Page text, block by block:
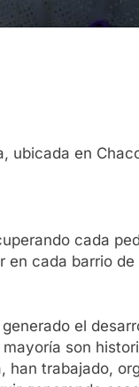
en
cada
cada barrio de
el
son
trabajado,